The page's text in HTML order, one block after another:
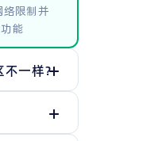
限制并
能
不一样？